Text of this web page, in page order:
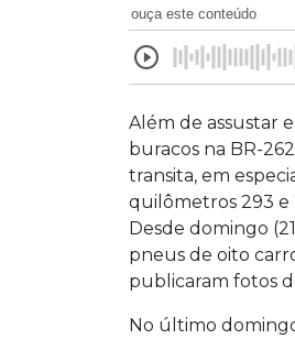
ouça este conteúdo
Além de assustar
buracos na BR-
transita, em
quilômetros 293 e
Desde domingo
pneus de oito
publicaram fotos
No último